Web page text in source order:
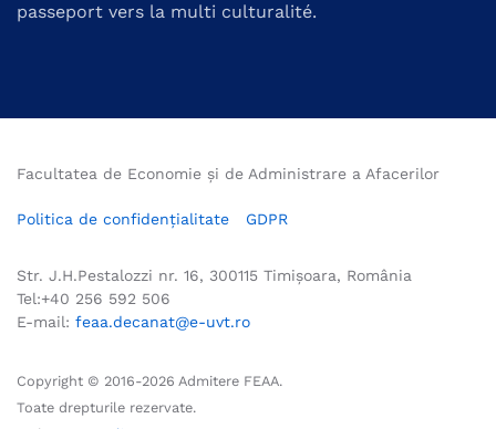
passeport vers la multi culturalité.
Facultatea de Economie și de Administrare a Afacerilor
Politica de confidențialitate GDPR
Str. J.H.Pestalozzi nr. 16, 300115 Timișoara, România
Tel:+40 256 592 506
E-mail: feaa.decanat@e-uvt.ro
Copyright © 2016-2026 Admitere FEAA.
Toate drepturile rezervate.